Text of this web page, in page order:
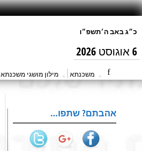
6 אוגוסט 2026
משכנתא מילון מושגי משכנתא
אהבתם? שתפו…